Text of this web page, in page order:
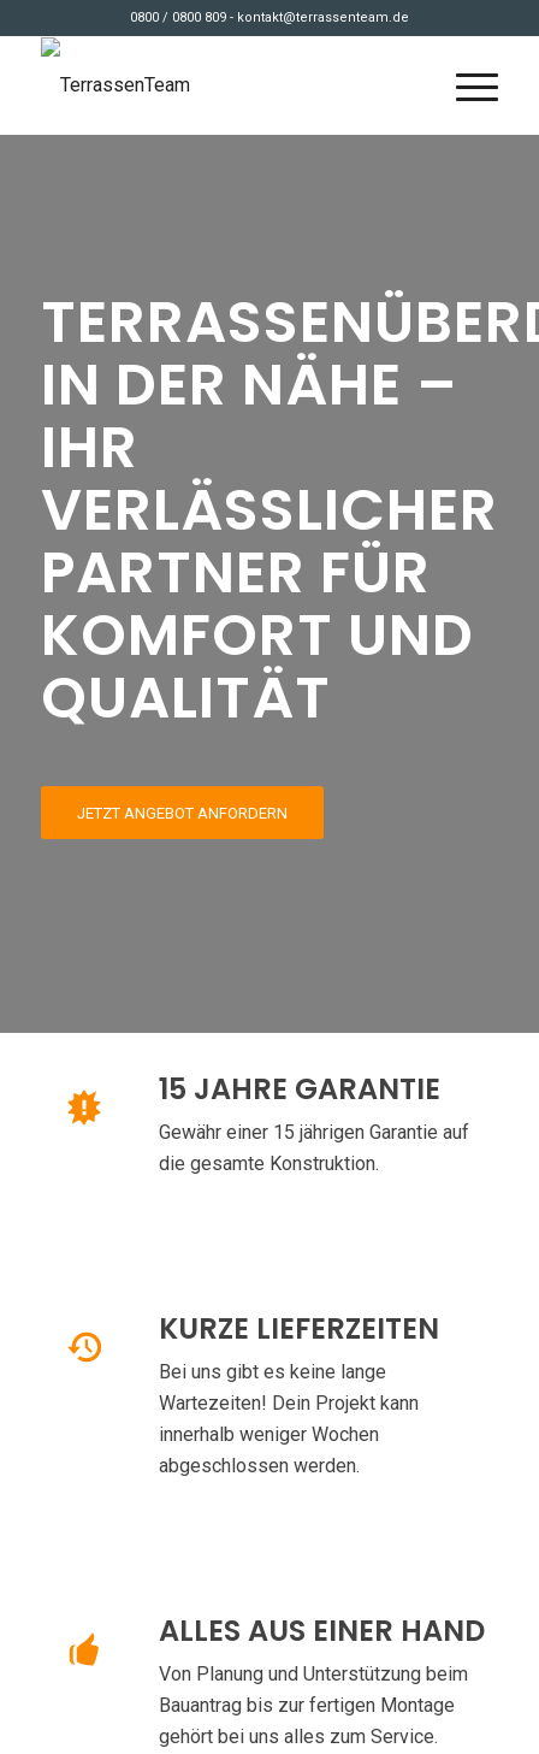
0800 / 0800 809 - kontakt@terrassenteam.de
IN DER NÄHE –
IHR
VERLÄSSLICHER
PARTNER FÜR
KOMFORT UND
QUALITÄT
JETZT ANGEBOT ANFORDERN
15 JAHRE GARANTIE
Gewähr einer 15 jährigen Garantie auf
die gesamte Konstruktion.
KURZE LIEFERZEITEN
Bei uns gibt es keine lange
Wartezeiten! Dein Projekt kann
innerhalb weniger Wochen
abgeschlossen werden.
ALLES AUS EINER HAND
Von Planung und Unterstützung beim
Bauantrag bis zur fertigen Montage
gehört bei uns alles zum Service.